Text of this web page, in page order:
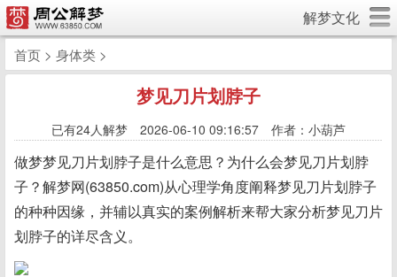
解梦文化
首页 > 身体类 >
梦见刀片划脖子
已有24人解梦 2026-06-10 09:16:57 作者：小葫芦
做梦梦见刀片划脖子是什么意思？为什么会梦见刀片划脖
子？解梦网(63850.com)从心理学角度阐释梦见刀片划脖子
的种种因缘，并辅以真实的案例解析来帮大家分析梦见刀片
划脖子的详尽含义。